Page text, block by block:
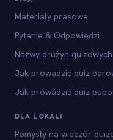
Materiały prasowe
Pytanie & Odpowiedzi
Nazwy drużyn quizowych
Jak prowadzić quiz
Jak prowadzić quiz
DLA LOKALI
Pomysły na wieczór